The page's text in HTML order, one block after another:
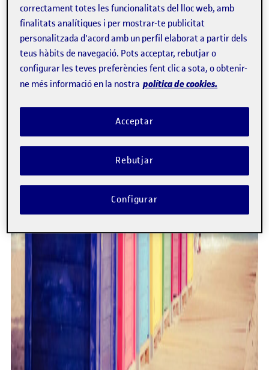
correctament totes les funcionalitats del lloc web, amb
finalitats analítiques i per mostrar-te publicitat
personalitzada d'acord amb un perfil elaborat a partir dels
teus hàbits de navegació. Pots acceptar, rebutjar o
configurar les teves preferències fent clic a sota, o obtenir-
ne més informació en la nostra política de cookies.
Rebutjar
Acceptar
Configurar